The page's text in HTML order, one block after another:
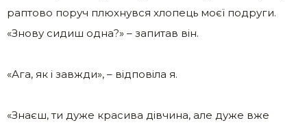
раптово поруч плюхнувся хлопець моєї подруги.
«Знову сидиш одна?» – запитав він.
«Ага, як і завжди», – відповіла я.
«Знаєш, ти дуже красива дівчина, але дуже вже